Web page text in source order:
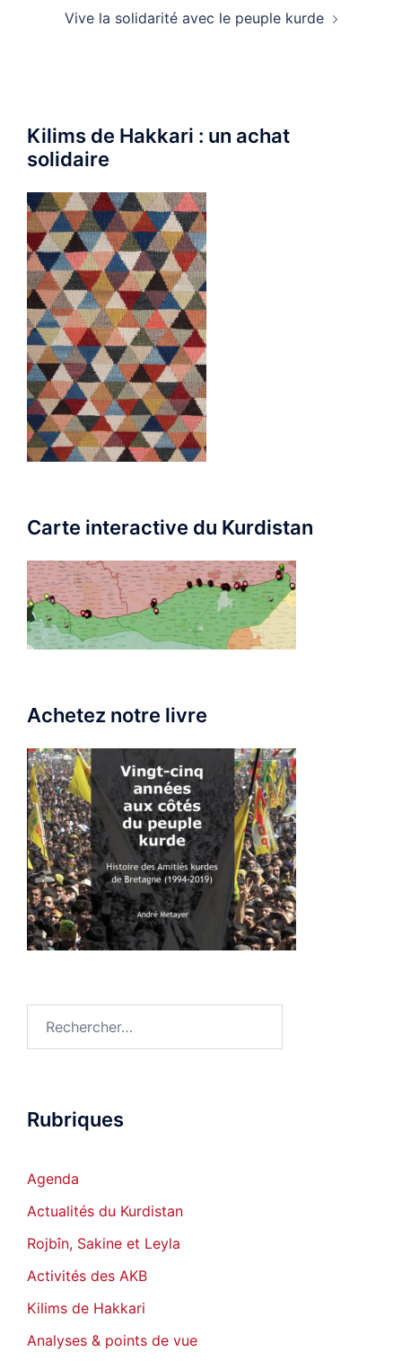
Vive la solidarité avec le peuple kurde
Kilims de Hakkari : un achat
solidaire
Carte interactive du Kurdistan
Achetez notre livre
Rubriques
Agenda
Actualités du Kurdistan
Rojbîn, Sakine et Leyla
Activités des AKB
Kilims de Hakkari
Analyses & points de vue